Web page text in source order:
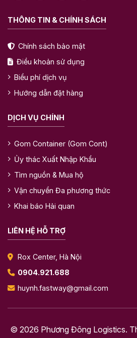
THÔNG TIN & CHÍNH SÁCH
Chính sách bảo mật
Điều khoản sử dụng
Biểu phí dịch vụ
Hướng dẫn đặt hàng
DỊCH VỤ CHÍNH
Gom Container (Gom Cont)
Ủy thác Xuất Nhập Khẩu
Tìm nguồn & Mua hộ
Vận chuyển Đa phương thức
Khai báo Hải quan
LIÊN HỆ HỖ TRỢ
Rox Center, Hà Nội
0904.921.688
huynh.fastway@gmail.com
© 2026 Phương Đông Logistics.